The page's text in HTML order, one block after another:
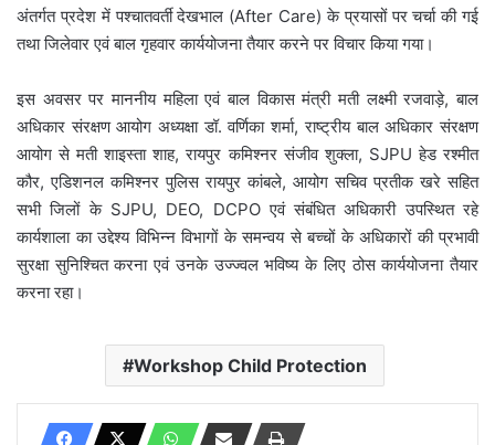
अंतर्गत प्रदेश में पश्चातवर्ती देखभाल (After Care) के प्रयासों पर चर्चा की गई
तथा जिलेवार एवं बाल गृहवार कार्ययोजना तैयार करने पर विचार किया गया।
इस अवसर पर माननीय महिला एवं बाल विकास मंत्री मती लक्ष्मी रजवाड़े, बाल
अधिकार संरक्षण आयोग अध्यक्षा डॉ. वर्णिका शर्मा, राष्ट्रीय बाल अधिकार संरक्षण
आयोग से मती शाइस्ता शाह, रायपुर कमिश्नर संजीव शुक्ला, SJPU हेड रश्मीत
कौर, एडिशनल कमिश्नर पुलिस रायपुर कांबले, आयोग सचिव प्रतीक खरे सहित
सभी जिलों के SJPU, DEO, DCPO एवं संबंधित अधिकारी उपस्थित रहे
कार्यशाला का उद्देश्य विभिन्न विभागों के समन्वय से बच्चों के अधिकारों की प्रभावी
सुरक्षा सुनिश्चित करना एवं उनके उज्ज्वल भविष्य के लिए ठोस कार्ययोजना तैयार
करना रहा।
Workshop Child Protection